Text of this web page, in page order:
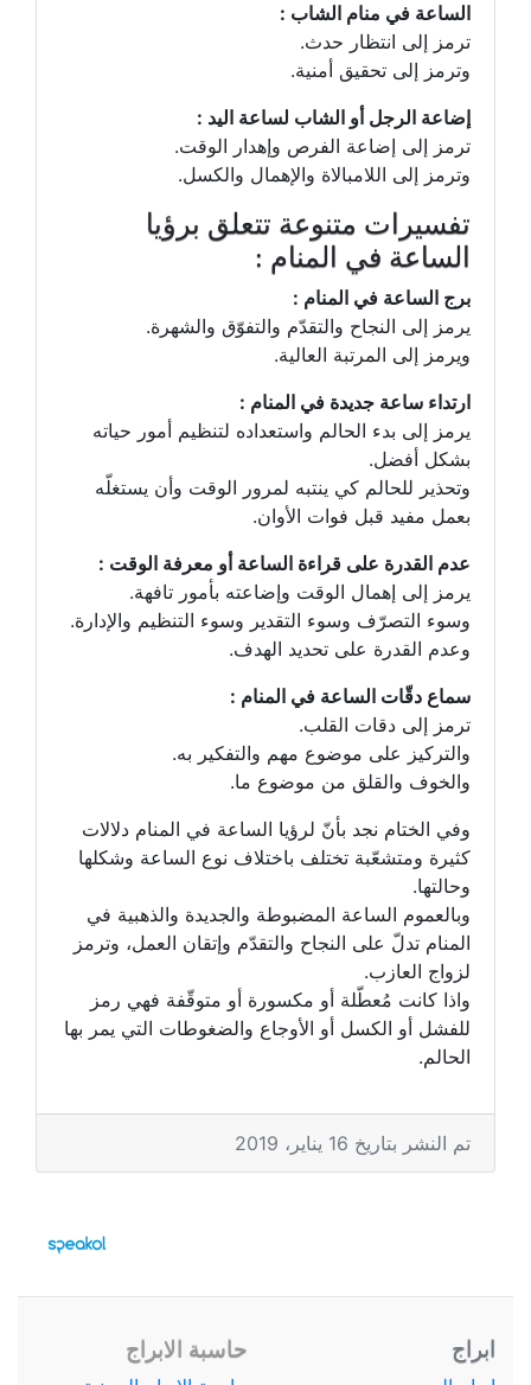
الساعة في منام الشاب :
ترمز إلى انتظار حدث.
وترمز إلى تحقيق أمنية.
إضاعة الرجل أو الشاب لساعة اليد :
ترمز إلى إضاعة الفرص وإهدار الوقت.
وترمز إلى اللامبالاة والإهمال والكسل.
تفسيرات متنوعة تتعلق برؤيا
الساعة في المنام :
برج الساعة في المنام :
يرمز إلى النجاح والتقدّم والتفوّق والشهرة.
ويرمز إلى المرتبة العالية.
ارتداء ساعة جديدة في المنام :
يرمز إلى بدء الحالم واستعداده لتنظيم أمور حياته
بشكل أفضل.
وتحذير للحالم كي ينتبه لمرور الوقت وأن يستغلّه
بعمل مفيد قبل فوات الأوان.
عدم القدرة على قراءة الساعة أو معرفة الوقت :
يرمز إلى إهمال الوقت وإضاعته بأمور تافهة.
وسوء التصرّف وسوء التقدير وسوء التنظيم والإدارة.
وعدم القدرة على تحديد الهدف.
سماع دقّات الساعة في المنام :
ترمز إلى دقات القلب.
والتركيز على موضوع مهم والتفكير به.
والخوف والقلق من موضوع ما.
وفي الختام نجد بأنّ لرؤيا الساعة في المنام دلالات
كثيرة ومتشعّبة تختلف باختلاف نوع الساعة وشكلها
وحالتها.
وبالعموم الساعة المضبوطة والجديدة والذهبية في
المنام تدلّ على النجاح والتقدّم وإتقان العمل، وترمز
لزواج العازب.
واذا كانت مُعطّلة أو مكسورة أو متوقّفة فهي رمز
للفشل أو الكسل أو الأوجاع والضغوطات التي يمر بها
الحالم.
تم النشر بتاريخ 16 يناير، 2019
ابراج حاسبة الابراج